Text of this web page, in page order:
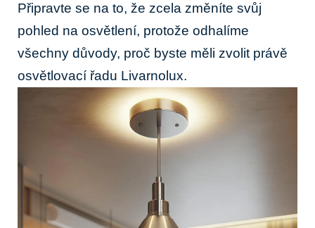
Připravte se na to, že zcela​ změníte svůj
pohled na osvětlení,⁤ protože odhalíme⁤
všechny důvody, proč byste měli zvolit právě
osvětlovací ​řadu⁤ Livarnolux.